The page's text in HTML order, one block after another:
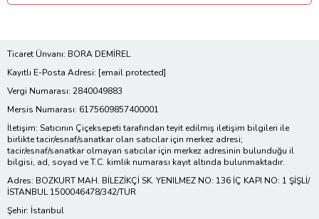
Ticaret Ünvanı: BORA DEMİREL
Kayıtlı E-Posta Adresi: [email protected]
Vergi Numarası: 2840049883
Mersis Numarası: 6175609857400001
İletişim: Satıcının Çiçeksepeti tarafından teyit edilmiş iletişim bilgileri ile
birlikte tacir/esnaf/sanatkar olan satıcılar için merkez adresi;
tacir/esnaf/sanatkar olmayan satıcılar için merkez adresinin bulunduğu il
bilgisi, ad, soyad ve T.C. kimlik numarası kayıt altında bulunmaktadır.
Adres: BOZKURT MAH. BİLEZİKÇİ SK. YENILMEZ NO: 136 İÇ KAPI NO: 1 ŞİŞLİ/
İSTANBUL 1500046478/342/TUR
Şehir: İstanbul